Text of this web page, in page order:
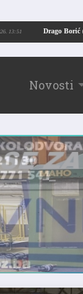
24.07.2026. 13:51
Novosti